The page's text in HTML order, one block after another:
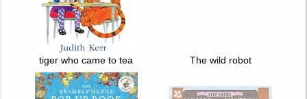
tiger who came to tea The wild robot